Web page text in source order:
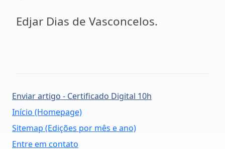
Edjar Dias de Vasconcelos.
Enviar artigo - Certificado Digital 10h
Início (Homepage)
Sitemap (Edições por mês e ano)
Entre em contato